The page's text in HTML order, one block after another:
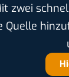
zwei
Quelle